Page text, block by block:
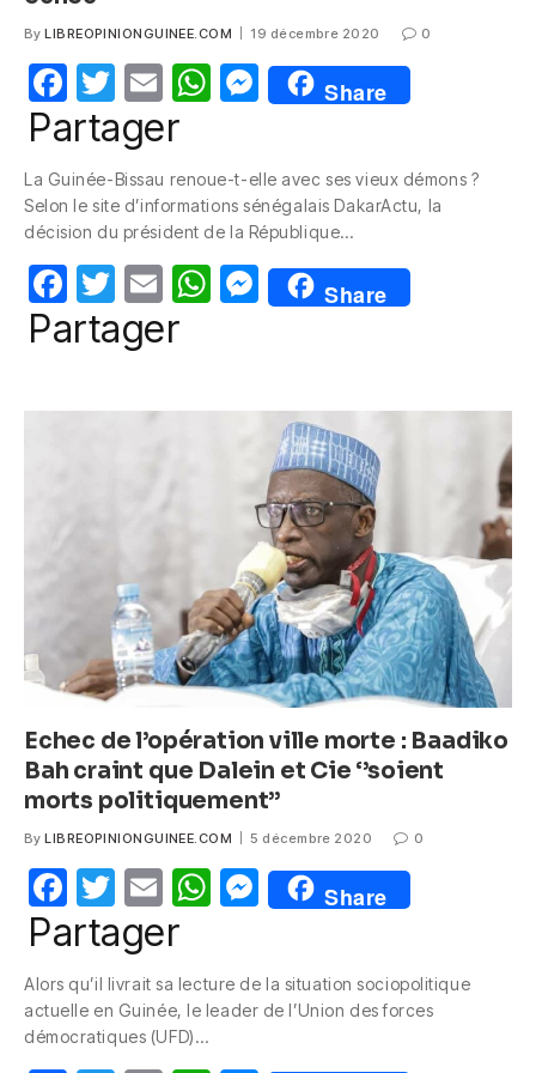
By LIBREOPINIONGUINEE.COM 19 décembre 2020 0
F
a
e
b
o
o
k
T
w
itt
er
E
m
W
s
A
p
p
M
e
e
n
g
er
Share
Partager
La Guinée-Bissau renoue-t-elle avec ses vieux démons ?
Selon le site d’informations sénégalais DakarActu, la
décision du président de la République…
F
a
e
T
w
itt
er
E
m
W
s
M
e
e
n
g
er
Share
Partager
Echec de l’opération ville morte : Baadiko
Bah craint que Dalein et Cie ‘’soient
morts politiquement’’
By LIBREOPINIONGUINEE.COM 5 décembre 2020 0
F
a
e
b
T
w
itt
er
E
m
W
s
M
e
e
Share
Partager
Alors qu’il livrait sa lecture de la situation sociopolitique
actuelle en Guinée, le leader de l’Union des forces
démocratiques (UFD)…